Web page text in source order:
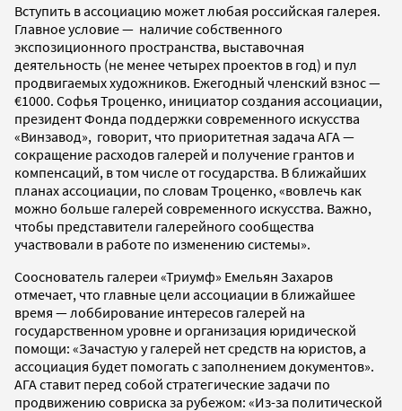
Вступить в ассоциацию может любая российская галерея.
Главное условие — наличие собственного
экспозиционного пространства, выставочная
деятельность (не менее четырех проектов в год) и пул
продвигаемых художников. Ежегодный членский взнос —
€1000. Софья Троценко, инициатор создания ассоциации,
президент Фонда поддержки современного искусства
«Винзавод», говорит, что приоритетная задача АГА —
сокращение расходов галерей и получение грантов и
компенсаций, в том числе от государства. В ближайших
планах ассоциации, по словам Троценко, «вовлечь как
можно больше галерей современного искусства. Важно,
чтобы представители галерейного сообщества
участвовали в работе по изменению системы».
Сооснователь галереи «Триумф» Емельян Захаров
отмечает, что главные цели ассоциации в ближайшее
время — лоббирование интересов галерей на
государственном уровне и организация юридической
помощи: «Зачастую у галерей нет средств на юристов, а
ассоциация будет помогать с заполнением документов».
АГА ставит перед собой стратегические задачи по
продвижению совриска за рубежом: «Из-за политической